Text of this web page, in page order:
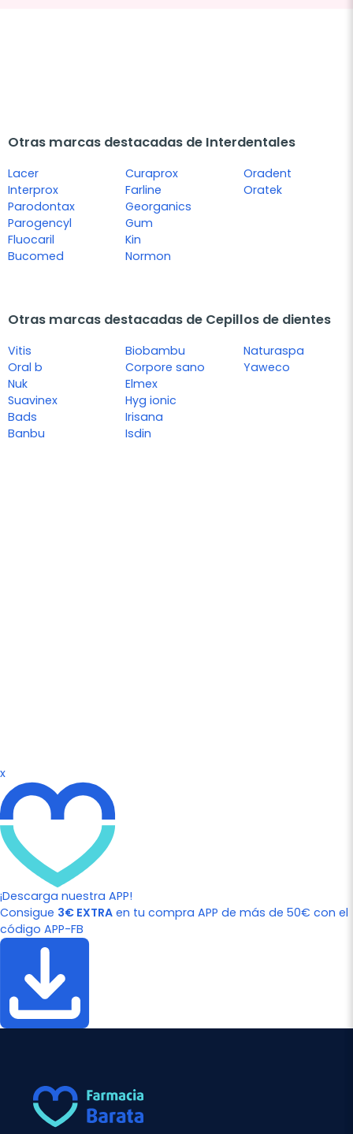
Otras marcas destacadas de Interdentales
Lacer
Interprox
Parodontax
Parogencyl
Fluocaril
Bucomed
Curaprox
Farline
Georganics
Gum
Kin
Normon
Oradent
Oratek
Otras marcas destacadas de Cepillos de dientes
Vitis
Oral b
Nuk
Suavinex
Bads
Banbu
Biobambu
Corpore sano
Elmex
Hyg ionic
Irisana
Isdin
Naturaspa
Yaweco
x
¡Descarga nuestra APP!
Consigue 3€ EXTRA en tu compra APP de más de 50€ con el
código APP-FB